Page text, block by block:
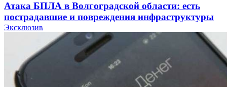
Атака БПЛА в Волгоградской области: есть
пострадавшие и повреждения инфраструктуры
Волгоградские вузы в топе зарплатного
рейтинга: ВолгГТУ и ВолгГМУ вошли в топ‑15
для химической отрасли и фармацевтики
Эксклюзив